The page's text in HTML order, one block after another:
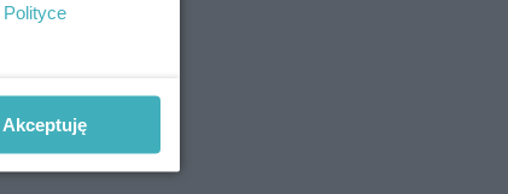
Polityce
Akceptuję